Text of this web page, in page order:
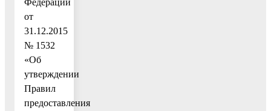
от
31.12.2015
№ 1532
«Об
утверждении
Правил
предоставления